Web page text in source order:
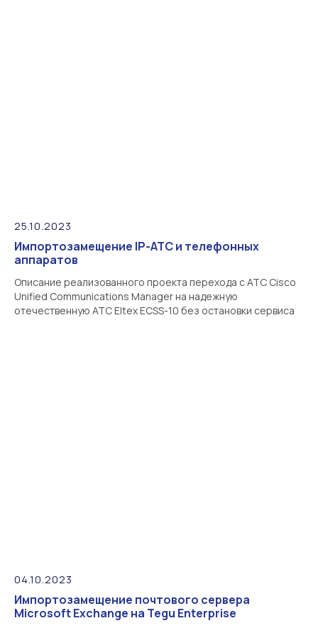
25.10.2023
Импортозамещение IP-АТС и телефонных
аппаратов
Описание реализованного проекта перехода с АТС Cisco
Unified Communications Manager на надежную
отечественную АТС Eltex ECSS-10 без остановки сервиса
04.10.2023
Импортозамещение почтового сервера
Microsoft Exchange на Tegu Enterprise